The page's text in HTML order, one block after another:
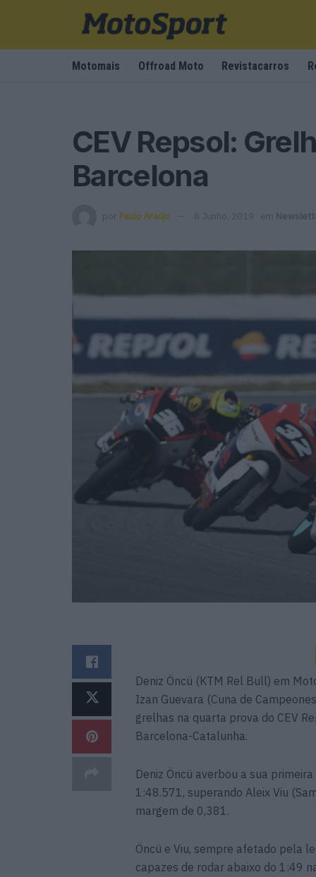
Motomais Offroad Moto Revistacarros
CEV Repsol:
Barcelona
por Paulo Araújo 8 Junho, 2019 em
Deniz Öncü (KTM Rel Bull) em
Izan Guevara (Cuna de
grelhas na quarta prova do CEV
Barcelona-Catalunha.
Deniz Öncü averbou a sua
1:48.571, superando Aleix Viu
margem de 0,381.
Öncü e Viu, sempre afetado pela
capazes de rodar abaixo do 1:49